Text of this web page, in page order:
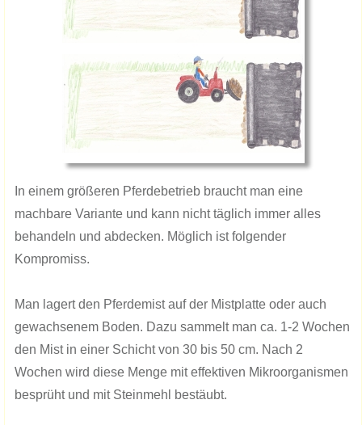
In einem größeren Pferdebetrieb braucht man eine
machbare Variante und kann nicht täglich immer alles
behandeln und abdecken. Möglich ist folgender
Kompromiss.
Man lagert den Pferdemist auf der Mistplatte oder auch
gewachsenem Boden. Dazu sammelt man ca. 1-2 Wochen
den Mist in einer Schicht von 30 bis 50 cm. Nach 2
Wochen wird diese Menge mit effektiven Mikroorganismen
besprüht und mit Steinmehl bestäubt.